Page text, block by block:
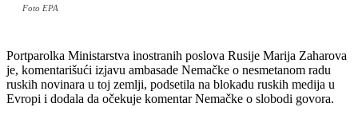
Foto EPA
Portparolka Ministarstva inostranih poslova Rusije Marija Zaharova
je, komentarišući izjavu ambasade Nemačke o nesmetanom radu
ruskih novinara u toj zemlji, podsetila na blokadu ruskih medija u
Evropi i dodala da očekuje komentar Nemačke o slobodi govora.